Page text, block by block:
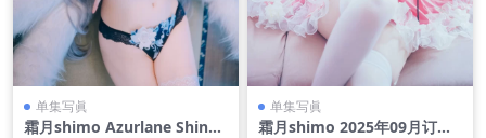
单集写眞
霜月shimo Azurlane Shinan
单集写眞
霜月shimo 2025年09月订阅